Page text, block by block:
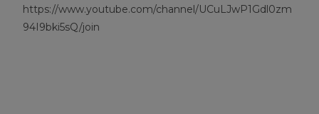
https://www.youtube.com/channel/UCuLJwP1Gdl0zm
94I9bki5sQ/join